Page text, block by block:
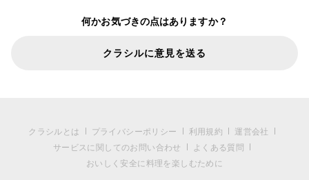
何かお気づきの点はありますか？
クラシルに意見を送る
クラシルとは プライバシーポリシー 利用規約
運営会社
サービスに関してのお問い合わせ
よくある質問
おいしく安全に料理を楽しむために